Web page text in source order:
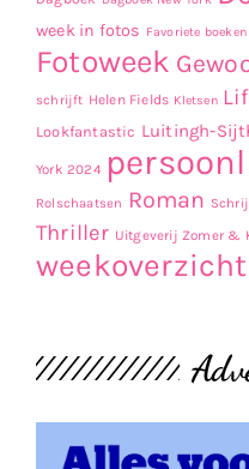
week in fotos Favoriete boeken
Fotoweek
schrijft Helen Fields Kletsen
Lookfantastic Luitingh-
York 2024
Rolschaatsen Roman
Thriller Uitgeverij Zomer &
weekoverzicht